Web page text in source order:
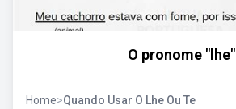
O pronome "lhe"
Home>Quando Usar O Lhe Ou Te